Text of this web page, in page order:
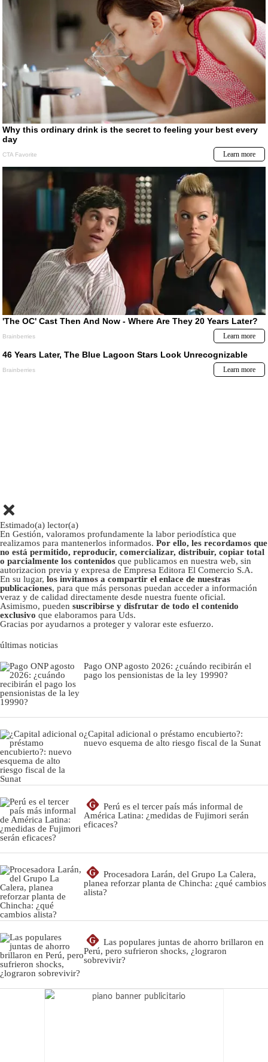
Estimado(a) lector(a)
En Gestión, valoramos profundamente la labor periodística que
realizamos para mantenerlos informados. Por ello, les recordamos que
no está permitido, reproducir, comercializar, distribuir, copiar total
o parcialmente los contenidos que publicamos en nuestra web, sin
autorizacion previa y expresa de Empresa Editora El Comercio S.A.
En su lugar, los invitamos a compartir el enlace de nuestras
publicaciones, para que más personas puedan acceder a información
veraz y de calidad directamente desde nuestra fuente oficial.
Asimismo, pueden suscribirse y disfrutar de todo el contenido
exclusivo que elaboramos para Uds.
Gracias por ayudarnos a proteger y valorar este esfuerzo.
últimas noticias
Pago ONP agosto 2026: ¿cuándo recibirán el
pago los pensionistas de la ley 19990?
¿Capital adicional o préstamo encubierto?:
nuevo esquema de alto riesgo fiscal de la Sunat
G
Perú es el tercer país más informal de
América Latina: ¿medidas de Fujimori serán
eficaces?
G
Procesadora Larán, del Grupo La Calera,
planea reforzar planta de Chincha: ¿qué cambios
alista?
G
Las populares juntas de ahorro brillaron en
Perú, pero sufrieron shocks, ¿lograron
sobrevivir?